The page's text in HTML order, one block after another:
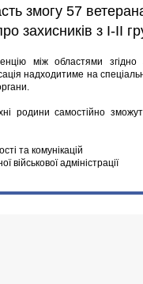
змогу 57
захисників з І-ІІ
між областями згідно
надходитиме на
родини самостійно
та комунікацій
військової адміністрації